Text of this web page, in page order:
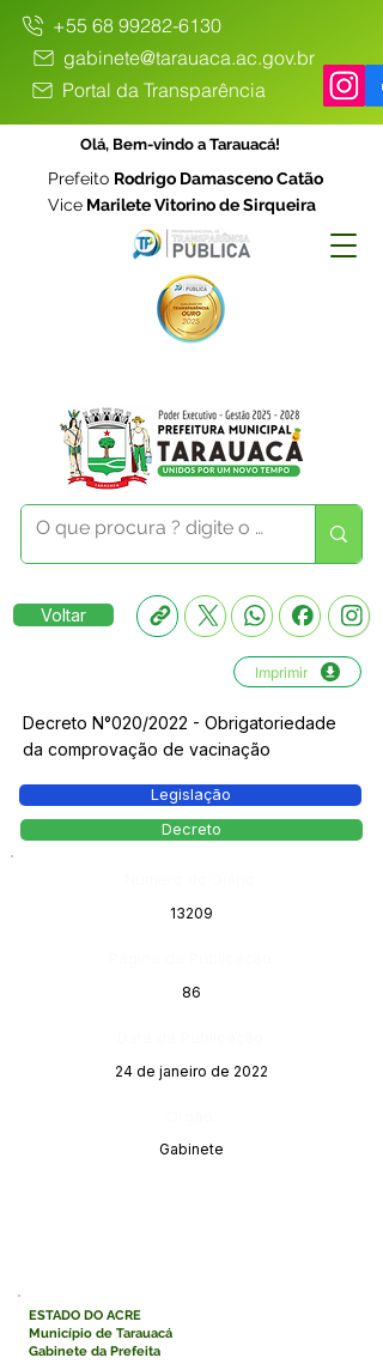
+55 68 99282-6130
gabinete@tarauaca.ac.gov.br
Portal da Transparência
Olá, Bem-vindo a Tarauacá!
Prefeito Rodrigo Damasceno Catão
Vice Marilete Vitorino de Sirqueira
Voltar
Imprimir
Decreto N°020/2022 - Obrigatoriedade
da comprovação de vacinação
Legislação
Decreto
13209
86
24 de janeiro de 2022
Gabinete
ESTADO DO ACRE
Município de Tarauacá
Gabinete da Prefeita